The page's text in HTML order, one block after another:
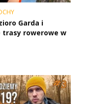
Garda i
trasy rowerowe w